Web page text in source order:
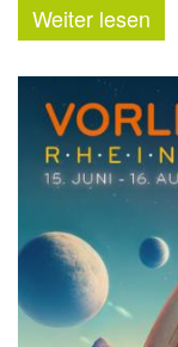
Weiter lesen